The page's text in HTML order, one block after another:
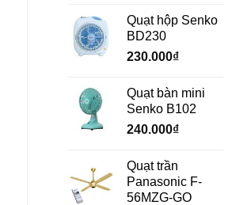
là:
1.350.000₫.
tại
938.000₫.
Quạt hộp Senko
BD230
230.000₫
Quạt bàn mini
Senko B102
240.000₫
Quạt trần
Panasonic F-
56MZG-GO